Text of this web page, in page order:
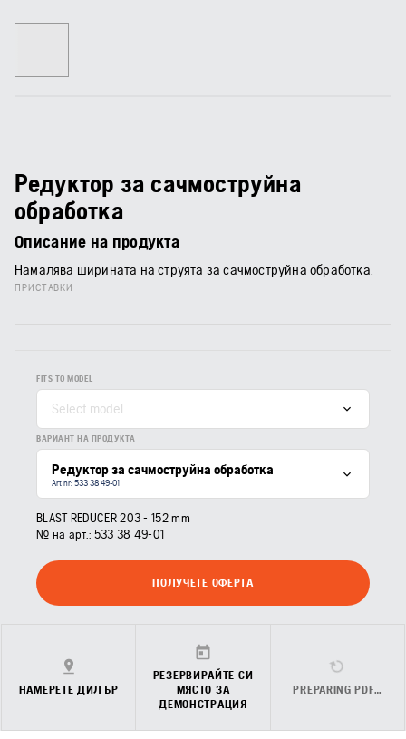
Редуктор за сачмоструйна
обработка
Описание на продукта
Намалява ширината на струята за сачмоструйна обработка.
ПРИСТАВКИ
FITS TO MODEL
Select model
ВАРИАНТ НА ПРОДУКТА
Редуктор за сачмоструйна обработка
Art nr: 533 38 49‑01
BLAST REDUCER 203 - 152 mm
№ на арт.: 533 38 49‑01
ПОЛУЧЕТЕ ОФЕРТА
НАМЕРЕТЕ ДИЛЪР
РЕЗЕРВИРАЙТЕ СИ
МЯСТО ЗА
ДЕМОНСТРАЦИЯ
PREPARING PDF…